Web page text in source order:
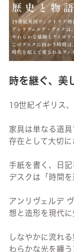
時を継ぐ、美
19世紀イギリス
家具は単なる道
存在として大切に
手紙を書く、日
デスクは「時間
アンリヴェルデ
想と造形を現代に
しなやかに流れ
わらかな光を纏う